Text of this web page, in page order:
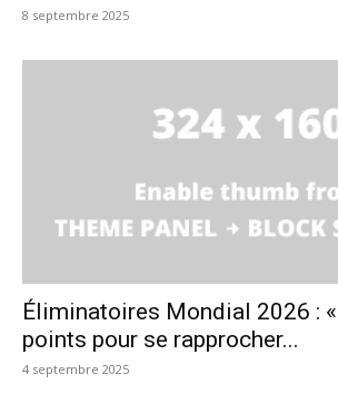
8 septembre 2025
Éliminatoires Mondial 2026 :
points pour se rapprocher...
4 septembre 2025